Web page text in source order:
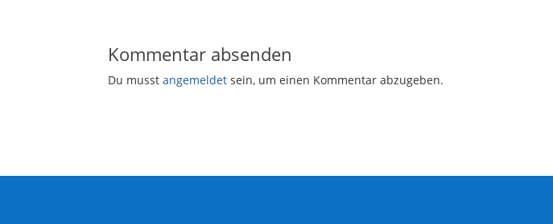
Kommentar absenden
Du musstangemeldet sein, um einen Kommentar abzugeben.